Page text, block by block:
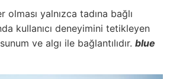
olması yalnızca tadına bağlı
kullanıcı deneyimini tetikleyen
ve algı ile bağlantılıdır. blue